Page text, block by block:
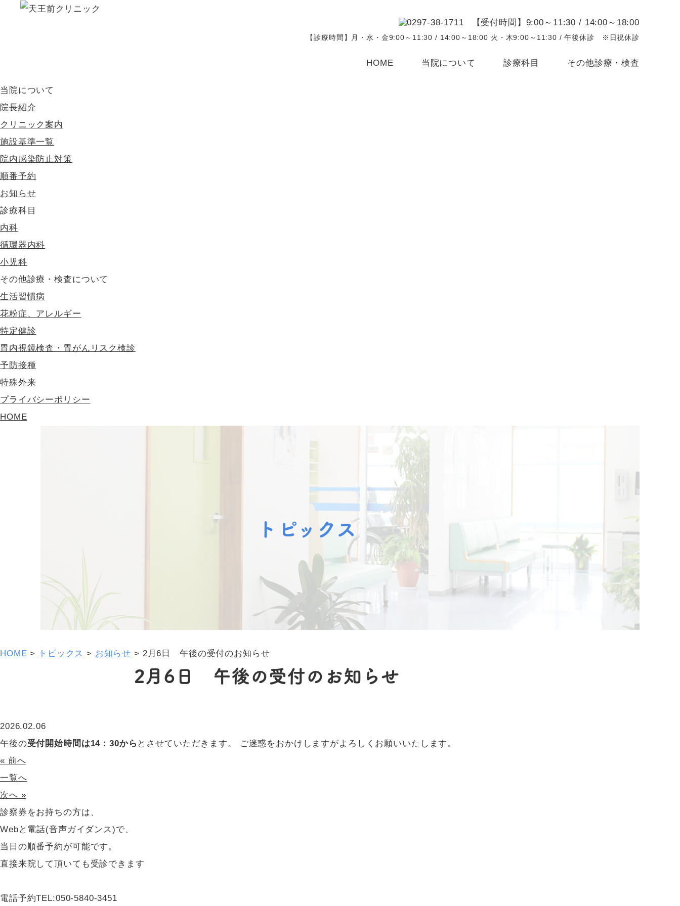
【受付時間】9:00～11:30 / 14:00～18:00
【診療時間】月・水・金9:00～11:30 / 14:00～18:00 火・木9:00～11:30 / 午後休診 ※日祝休診
HOME 当院について 診療科目 その他診療・検査
当院について
院長紹介
クリニック案内
施設基準一覧
院内感染防止対策
順番予約
お知らせ
診療科目
内科
循環器内科
小児科
その他診療・検査について
生活習慣病
花粉症、アレルギー
特定健診
胃内視鏡検査・胃がんリスク検診
予防接種
特殊外来
プライバシーポリシー
HOME
トピックス
HOME > トピックス > お知らせ > 2月6日 午後の受付のお知らせ
2月6日 午後の受付のお知らせ
2026.02.06
午後の受付開始時間は14：30から とさせていただきます。 ご迷惑をおかけしますがよろしくお願いいたします。
« 前へ
一覧へ
次へ »
診察券をお持ちの方は、
Webと電話(音声ガイダンス)で、
当日の順番予約が可能です。
直接来院して頂いても受診できます
電話予約TEL:050-5840-3451